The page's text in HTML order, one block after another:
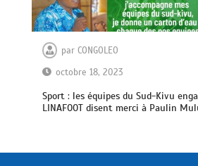
parCONGOLEO
octobre 18, 2023
Sport : les équipes du Sud-Kivu
LINAFOOT disent merci à Paulin